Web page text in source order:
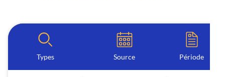
Types Source Période